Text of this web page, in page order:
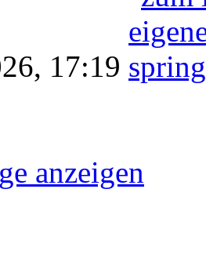
17:19
anzeigen